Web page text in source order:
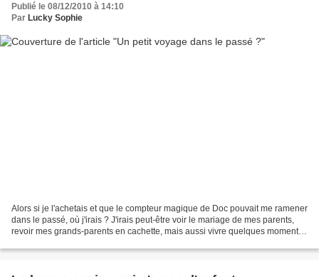
Publié le 08/12/2010 à 14:10
Par Lucky Sophie
Alors si je l'achetais et que le compteur magique de Doc pouvait me ramener
dans le passé, où j'irais ? J'irais peut-être voir le mariage de mes parents,
revoir mes grands-parents en cachette, mais aussi vivre quelques moments